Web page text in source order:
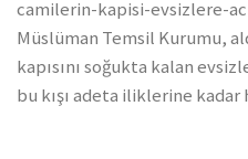
camilerin-kapisi-evsizlere-
Müslüman Temsil Kurumu,
kapısını soğukta kalan
bu kışı adeta iliklerine